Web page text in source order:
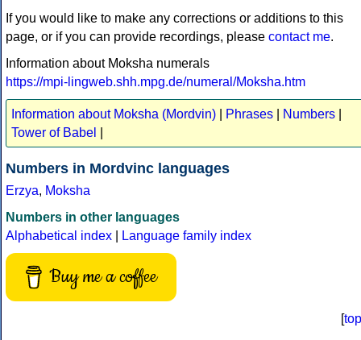
If you would like to make any corrections or additions to this
page, or if you can provide recordings, please contact me.
Information about Moksha numerals
https://mpi-lingweb.shh.mpg.de/numeral/Moksha.htm
Information about Moksha (Mordvin) Phrases Numbers
Tower of Babel
Numbers in Mordvinc languages
Erzya, Moksha
Numbers in other languages
Alphabetical index
Language family index
Buy me a coffee
[top